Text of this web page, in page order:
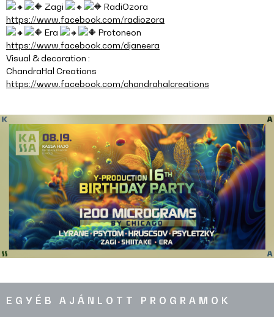
Zagi
RadiOzora
https://www.facebook.com/radiozora
Era
Protoneon
https://www.facebook.com/djaneera
Visual & decoration :
ChandraHal Creations
https://www.facebook.com/chandrahalcreations
EGYÉB AJÁNLOTT PROGRAMOK